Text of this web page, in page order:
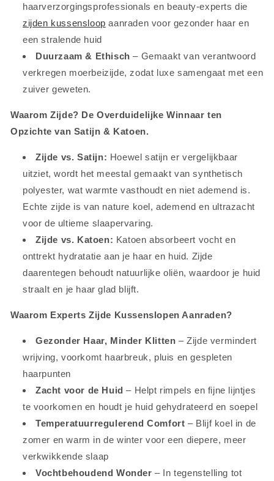
haarverzorgingsprofessionals en beauty-experts die
zijden kussensloop aanraden voor gezonder haar en
een stralende huid
Duurzaam & Ethisch – Gemaakt van verantwoord
verkregen moerbeizijde, zodat luxe samengaat met een
zuiver geweten.
Waarom Zijde? De Overduidelijke Winnaar ten
Opzichte van Satijn & Katoen.
Zijde vs. Satijn: Hoewel satijn er vergelijkbaar
uitziet, wordt het meestal gemaakt van synthetisch
polyester, wat warmte vasthoudt en niet ademend is.
Echte zijde is van nature koel, ademend en ultrazacht
voor de ultieme slaapervaring.
Zijde vs. Katoen: Katoen absorbeert vocht en
onttrekt hydratatie aan je haar en huid. Zijde
daarentegen behoudt natuurlijke oliën, waardoor je huid
straalt en je haar glad blijft.
Waarom Experts Zijde Kussenslopen Aanraden?
Gezonder Haar, Minder Klitten – Zijde vermindert
wrijving, voorkomt haarbreuk, pluis en gespleten
haarpunten
Zacht voor de Huid – Helpt rimpels en fijne lijntjes
te voorkomen en houdt je huid gehydrateerd en soepel
Temperatuurregulerend Comfort – Blijf koel in de
zomer en warm in de winter voor een diepere, meer
verkwikkende slaap
Vochtbehoudend Wonder – In tegenstelling tot